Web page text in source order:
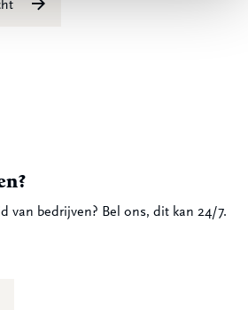
van bedrijven? Bel ons, dit kan 24/7.